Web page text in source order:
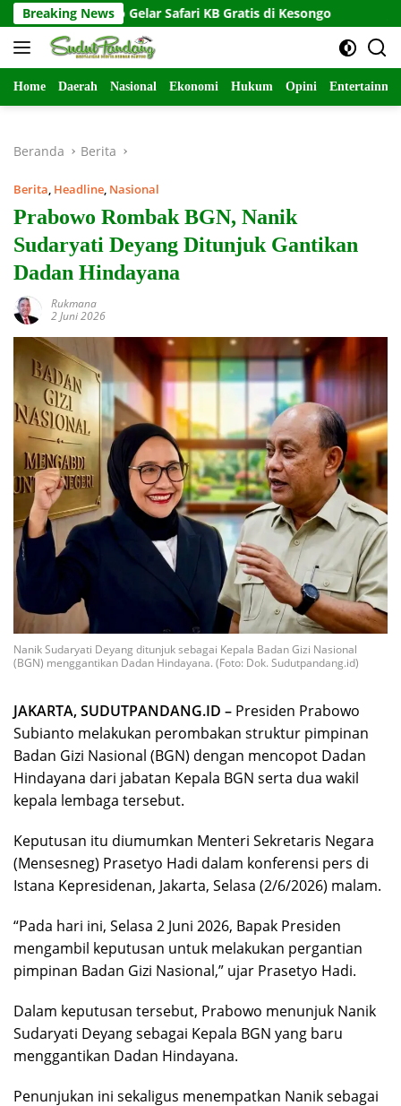
Langsung
ke
konten
Breaking News
Gelar Safari KB Gratis di Kesongo Jalan Beton
Home Daerah Nasional Ekonomi Hukum Opini
Beranda Berita
Berita, Headline, Nasional
Prabowo Rombak BGN, Nanik
Sudaryati Deyang Ditunjuk Gantikan
Dadan Hindayana
Rukmana
2 Juni 2026
Nanik Sudaryati Deyang ditunjuk sebagai Kepala Badan Gizi Nasional
(BGN) menggantikan Dadan Hindayana. (Foto: Dok. Sudutpandang.id)
JAKARTA, SUDUTPANDANG.ID – Presiden Prabowo
Subianto melakukan perombakan struktur pimpinan
Badan Gizi Nasional (BGN) dengan mencopot Dadan
Hindayana dari jabatan Kepala BGN serta dua wakil
kepala lembaga tersebut.
Keputusan itu diumumkan Menteri Sekretaris Negara
(Mensesneg) Prasetyo Hadi dalam konferensi pers di
Istana Kepresidenan, Jakarta, Selasa (2/6/2026) malam.
“Pada hari ini, Selasa 2 Juni 2026, Bapak Presiden
mengambil keputusan untuk melakukan pergantian
pimpinan Badan Gizi Nasional,” ujar Prasetyo Hadi.
Dalam keputusan tersebut, Prabowo menunjuk Nanik
Sudaryati Deyang sebagai Kepala BGN yang baru
menggantikan Dadan Hindayana.
Penunjukan ini sekaligus menempatkan Nanik sebagai